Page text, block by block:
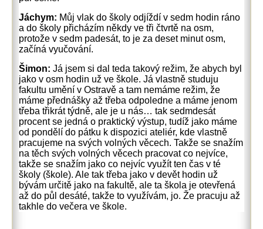
Jáchym: Můj vlak do školy odjíždí v sedm hodin ráno
a do školy přicházím někdy ve tři čtvrtě na osm,
protože v sedm padesát, to je za deset minut osm,
začíná vyučování.
Šimon:Já jsem si dal teda takový režim, že abych byl
jako v osm hodin už ve škole. Já vlastně studuju
fakultu umění v Ostravě a tam nemáme režim, že
máme přednášky až třeba odpoledne a máme jenom
třeba třikrát týdně, ale je u nás… tak sedmdesát
procent se jedná o praktický výstup, tudíž jako máme
od pondělí do pátku k dispozici ateliér, kde vlastně
pracujeme na svých volných věcech. Takže se snažím
na těch svých volných věcech pracovat co nejvíce,
takže se snažím jako co nejvíc využít ten čas v té
školy (škole). Ale tak třeba jako v devět hodin už
bývám určitě jako na fakultě, ale ta škola je otevřená
až do půl desáté, takže to využívám, jo. Že pracuju až
takhle do večera ve škole.